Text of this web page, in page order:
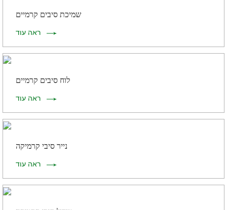
שמיכת סיבים קרמיים
ראה עוד
לוח סיבים קרמיים
ראה עוד
נייר סיבי קרמיקה
ראה עוד